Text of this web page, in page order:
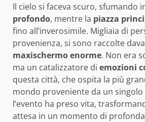
Il cielo si faceva scuro, sfumando
profondo, mentre la piazza
fino all’inverosimile. Migliaia di
provenienza, si sono raccolte
maxischermo enorme. Non era
ma un catalizzatore di emozioni
questa città, che ospita la più
mondo proveniente da un
l’evento ha preso vita,
attesa in un momento di